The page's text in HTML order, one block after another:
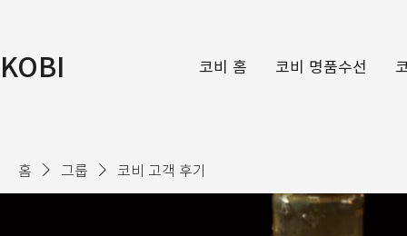
KOBI 코비 홈 코비 명품수선
홈 그룹 코비 고객 후기